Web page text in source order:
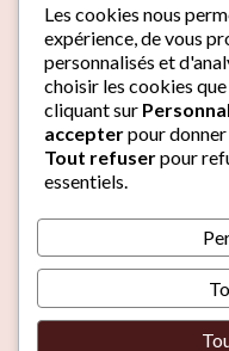
Du
Samedi &
Lundi &
© 2026 Infinies
·
Mentions légales /
Les cookies nous
expérience, de vous
personnalisés et
choisir les cookies
cliquant sur
accepterpour
Tout refuserpour
essentiels.